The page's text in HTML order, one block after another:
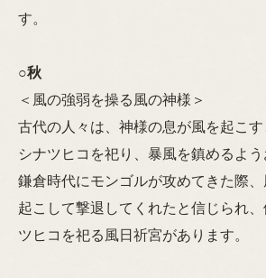
す。
○秋
＜風の強弱を操る風の神様＞
古代の人々は、神様の息が風を起こ
シナツヒコを祀り、暴風を鎮めるよう
鎌倉時代にモンゴルが攻めてきた際
起こして撃退してくれたと信じられ
ツヒコを祀る風日祈宮があります。